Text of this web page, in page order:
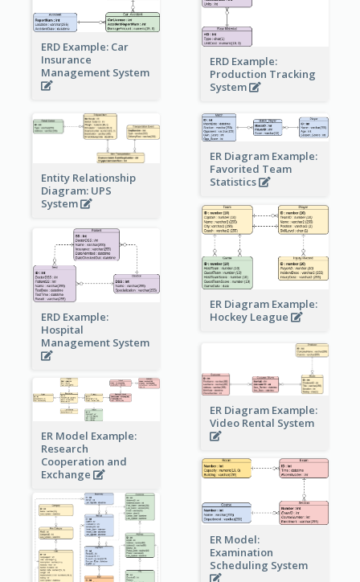
ERD Example:
Production Tracking
System
ERD Example: Car
Insurance
Management System
Entity Relationship
Diagram: UPS
System
ER Diagram Example:
Favorited Team
Statistics
ER Diagram Example:
Hockey League
ERD Example:
Hospital
Management System
ER Diagram Example:
Video Rental System
ER Model Example:
Research
Cooperation and
Exchange
ER Model:
Examination
Scheduling System